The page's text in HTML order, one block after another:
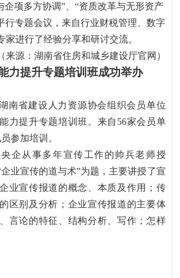
企项多方协调” 、“资质改革与无形资产
行专题会议 ，来自行业财税管理、数字
家进行了经验分享和研讨交流。
（来源：湖南省住房和城乡建设厅官网）
力提升专题培训班成功举办
南省建设人力资源协会组织会员单位
力提升专题培训班。来自 56家会员单
参加培训。
企从事多年宣传工作的帅兵老师授
企业宣传的道与术”为题，主要讲授了宣
业宣传报道的概念、本质及作用；传
区别及分析；企业宣传报道的主要体
言论的特征、结构分析、写作；怎样